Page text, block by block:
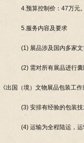
4.预算控制价：47万元。
5.服务内容及要求
(1) 展品涉及国内多家文
(2) 需对所有展品进行
《出国（境）文物展品包装工
(3) 安排有经验的包装
(4) 运输为全程陆运，